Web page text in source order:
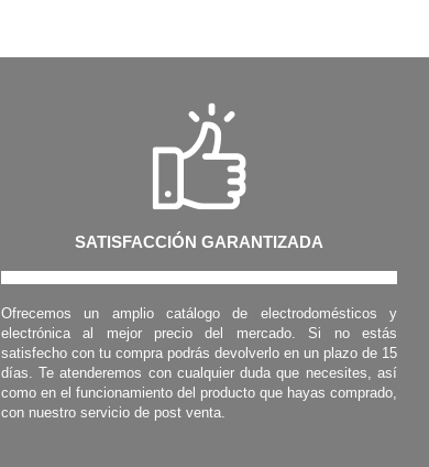
SATISFACCIÓN GARANTIZADA
Ofrecemos un amplio catálogo de electrodomésticos y
electrónica al mejor precio del mercado. Si no estás
satisfecho con tu compra podrás devolverlo en un plazo de 15
días. Te atenderemos con cualquier duda que necesites, así
como en el funcionamiento del producto que hayas comprado,
con nuestro servicio de post venta.